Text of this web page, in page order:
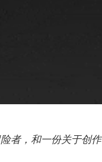
者，和一份关于创作